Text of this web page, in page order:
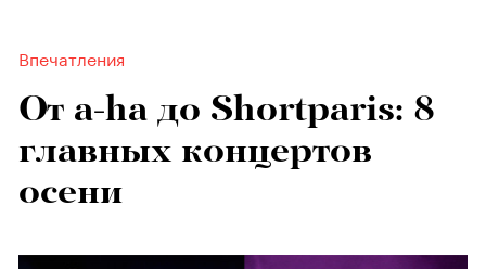
Впечатления
От a-ha до Shortparis: 8
главных концертов
осени